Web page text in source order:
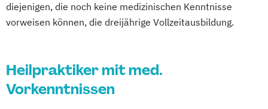
diejenigen, die noch keine medizinischen Kenntnisse
vorweisen können, die dreijährige Vollzeitausbildung.
Heilpraktiker mit med.
Vorkenntnissen